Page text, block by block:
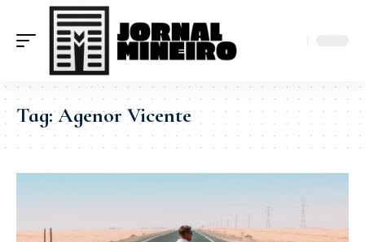
Tag:Agenor Vicente